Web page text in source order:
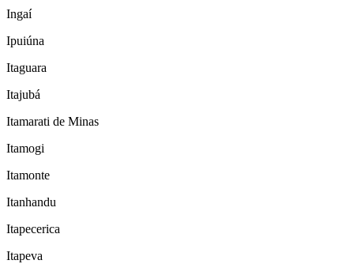
Ingaí
Ipuiúna
Itaguara
Itajubá
Itamarati de Minas
Itamogi
Itamonte
Itanhandu
Itapecerica
Itapeva